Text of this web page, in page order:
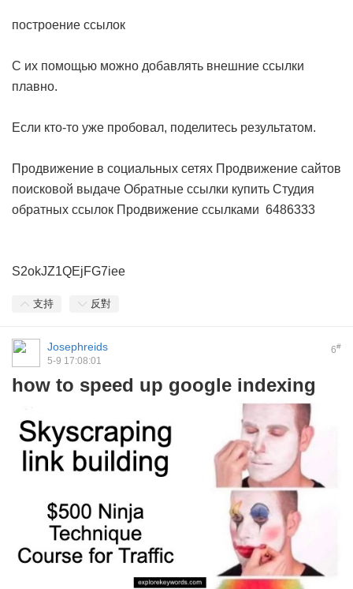
построение ссылок
С их помощью можно добавлять внешние ссылки
плавно.
Если кто-то уже пробовал, поделитесь результатом.
Продвижение в социальных сетях Продвижение сайтов
поисковой выдаче Обратные ссылки купить Студия
обратных ссылок Продвижение ссылками 6486333
S2okJZ1QEjFG7iee
支持 反對
6#
Josephreids
5-9 17:08:01
how to speed up google indexing